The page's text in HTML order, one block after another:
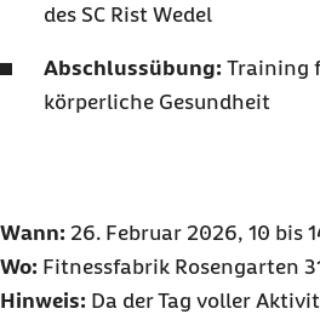
des SC Rist Wedel
Abschlussübung: Training
körperliche Gesundheit
Wann: 26. Februar 2026, 10 bis
Wo: Fitnessfabrik Rosengarten
Hinweis: Da der Tag voller